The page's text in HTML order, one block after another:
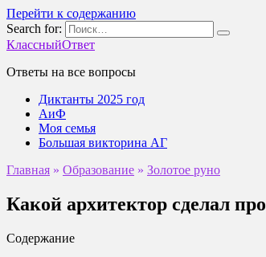
Перейти к содержанию
Search for:
КлассныйОтвет
Ответы на все вопросы
Диктанты 2025 год
АиФ
Моя семья
Большая викторина АГ
Главная » Образование » Золотое руно
Какой архитектор сделал
Содержание